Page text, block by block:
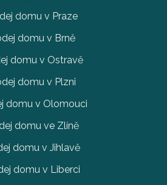
domu v Praze
domu v Brně
domu v Ostravě
domu v Plzni
domu v Olomouci
domu ve Zlíně
domu v Jihlavě
domu v Liberci